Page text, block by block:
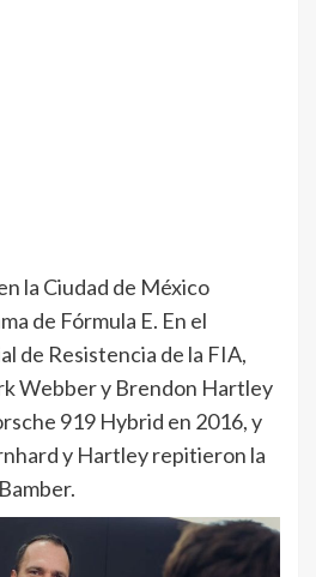
la Ciudad de México
de Fórmula E. En el
de Resistencia de la FIA,
Webber y Brendon Hartley
919 Hybrid en 2016, y
y Hartley repitieron la